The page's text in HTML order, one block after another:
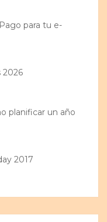
para tu e-
2026
planificar un año
2017